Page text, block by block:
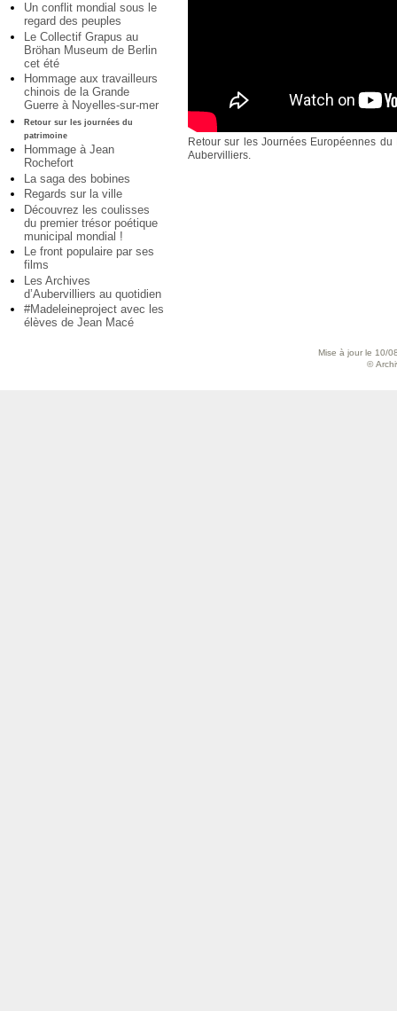
Un conflit mondial sous le
regard des peuples
Le Collectif Grapus au
Bröhan Museum de Berlin
cet été
Hommage aux travailleurs
chinois de la Grande
Guerre à Noyelles-sur-mer
Retour sur les journées du
patrimoine
Hommage à Jean
Rochefort
La saga des bobines
Regards sur la ville
Découvrez les coulisses
du premier trésor poétique
municipal mondial !
Le front populaire par ses
films
Les Archives
d’Aubervilliers au quotidien
#Madeleineproject avec les
élèves de Jean Macé
Retour sur les Journées Européennes
Aubervilliers.
Mise à jour le 10/
©